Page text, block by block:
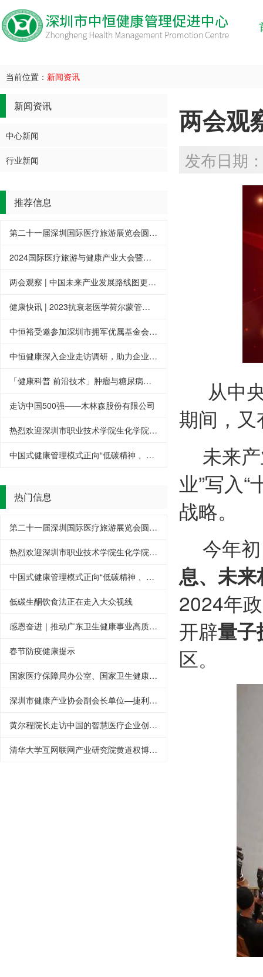
当前位置： 新闻资讯
新闻资讯
中心新闻
行业新闻
推荐信息
第二十一届深圳国际医疗旅游展览会圆满结束
2024国际医疗旅游与健康产业大会暨功能医学创新大会将于7月12-14日深圳举办
两会观察 | 中国未来产业发展路线图更清晰
健康快讯 | 2023抗衰老医学荷尔蒙管理HGH项目经营管理研讨会圆满结束！
中恒裕受邀参加深圳市拥军优属基金会三十周年庆
中恒健康深入企业走访调研，助力企业健康发展
「健康科普 前沿技术」肿瘤与糖尿病防治科普宣讲（福州站）圆满结束！
走访中国500强——木林森股份有限公司
热烈欢迎深圳市职业技术学院生化学院院长刘冬一行莅临深圳市健康产业协会调
中国式健康管理模式正向“低碳精神 、生酮传承—— 健康中国行”在京启动
热门信息
第二十一届深圳国际医疗旅游展览会圆满结束
热烈欢迎深圳市职业技术学院生化学院院长刘冬一行莅临深圳市健康产业协会调
中国式健康管理模式正向“低碳精神 、生酮传承—— 健康中国行”在京启动
低碳生酮饮食法正在走入大众视线
感恩奋进｜推动广东卫生健康事业高质量发展
春节防疫健康提示
国家医疗保障局办公室、国家卫生健康委办公厅
深圳市健康产业协会副会长单位—捷利康生物科技有限公司授牌仪式圆满完成
黄尔程院长走访中国的智慧医疗企业创新情况
清华大学互网联网产业研究院黄道权博士莅临深圳市中恒健康管理促进中心指导工作
两会观
发布日期
从中
期间，
未来
业”写入
战略。
今年
息、未
2024年
开辟量子
区。